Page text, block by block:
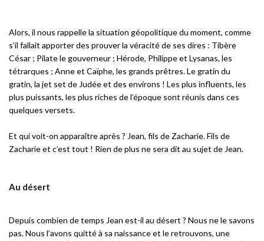
Alors, il nous rappelle la situation géopolitique du moment, comme
s’il fallait apporter des prouver la véracité de ses dires : Tibère
César ; Pilate le gouverneur ; Hérode, Philippe et Lysanas, les
tétrarques ; Anne et Caïphe, les grands prêtres. Le gratin du
gratin, la jet set de Judée et des environs ! Les plus influents, les
plus puissants, les plus riches de l’époque sont réunis dans ces
quelques versets.
Et qui voit-on apparaître après ? Jean, fils de Zacharie. Fils de
Zacharie et c’est tout ! Rien de plus ne sera dit au sujet de Jean.
Au désert
Depuis combien de temps Jean est-il au désert ? Nous ne le savons
pas. Nous l’avons quitté à sa naissance et le retrouvons, une